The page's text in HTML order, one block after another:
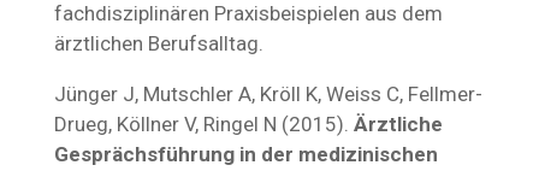
fachdisziplinären Praxisbeispielen aus dem
ärztlichen Berufsalltag.
Jünger J, Mutschler A, Kröll K, Weiss C, Fellmer-
Drueg, Köllner V, Ringel N (2015). Ärztliche
Gesprächsführung in der medizinischen